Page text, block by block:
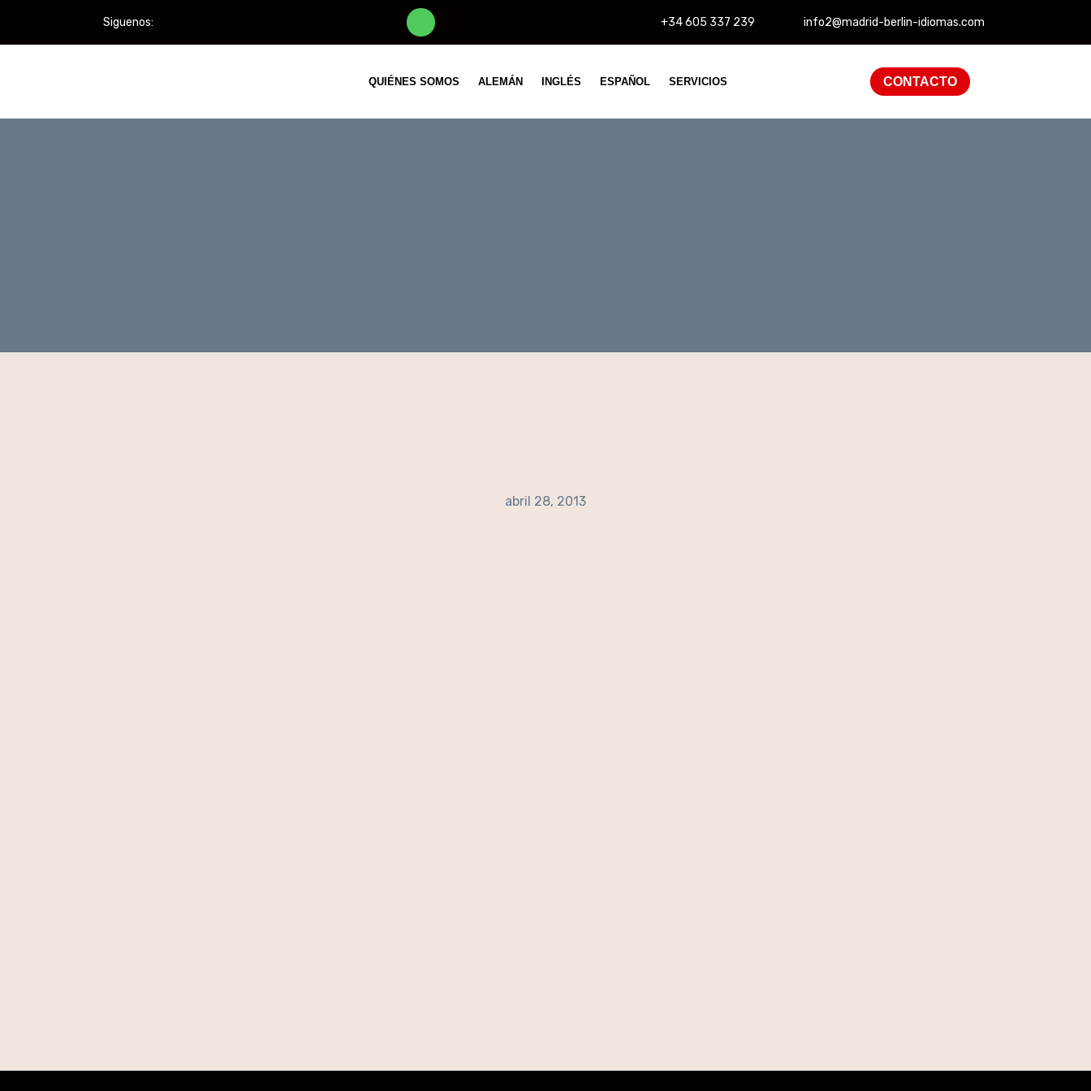
Siguenos: +34 605 337 239 info2@madrid-berlin-idiomas.com
QUIÉNES SOMOS ALEMÁN INGLÉS ESPAÑOL SERVICIOS CONTACTO
abril 28, 2013